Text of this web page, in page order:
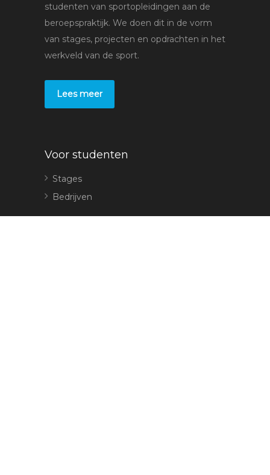
studenten van sportopleidingen aan de
beroepspraktijk. We doen dit in de vorm
van stages, projecten en opdrachten in het
werkveld van de sport.
Lees meer
Voor studenten
Stages
Bedrijven